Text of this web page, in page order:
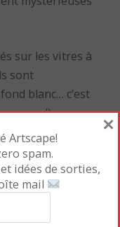
sur les vitres à
sont
blanc… c’est
les extraits de
intermède avant
qui
décortiquées
Artscape!
spam.
idées de sorties,
mail
×